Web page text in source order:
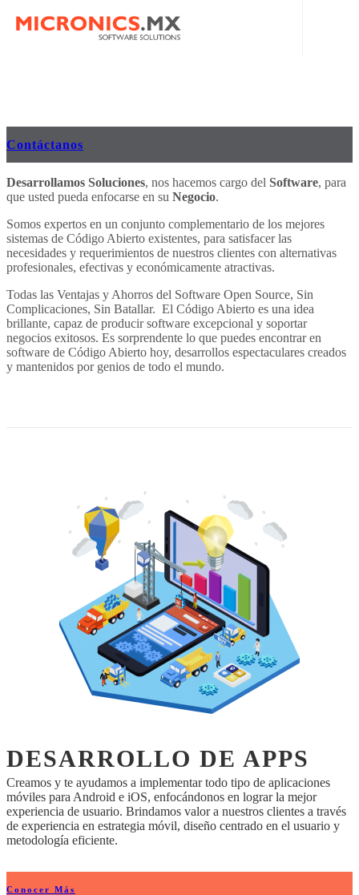
NOSOTROS
MICRONICS MX
SERVICIOS
ERP
ECOMMERCE
WEBSITES
CONTACTO
EN
Contáctanos
Desarrollamos Soluciones, nos hacemos cargo del Software, para
que usted pueda enfocarse en su Negocio.
Somos expertos en un conjunto complementario de los mejores
sistemas de Código Abierto existentes, para satisfacer las
necesidades y requerimientos de nuestros clientes con alternativas
profesionales, efectivas y económicamente atractivas.
Todas las Ventajas y Ahorros del Software Open Source, Sin
Complicaciones, Sin Batallar. El Código Abierto es una idea
brillante, capaz de producir software excepcional y soportar
negocios exitosos. Es sorprendente lo que puedes encontrar en
software de Código Abierto hoy, desarrollos espectaculares creados
y mantenidos por genios de todo el mundo.
DESARROLLO DE APPS
Creamos y te ayudamos a implementar todo tipo de aplicaciones
móviles para Android e iOS, enfocándonos en lograr la mejor
experiencia de usuario. Brindamos valor a nuestros clientes a través
de experiencia en estrategia móvil, diseño centrado en el usuario y
metodología eficiente.
Conocer Más